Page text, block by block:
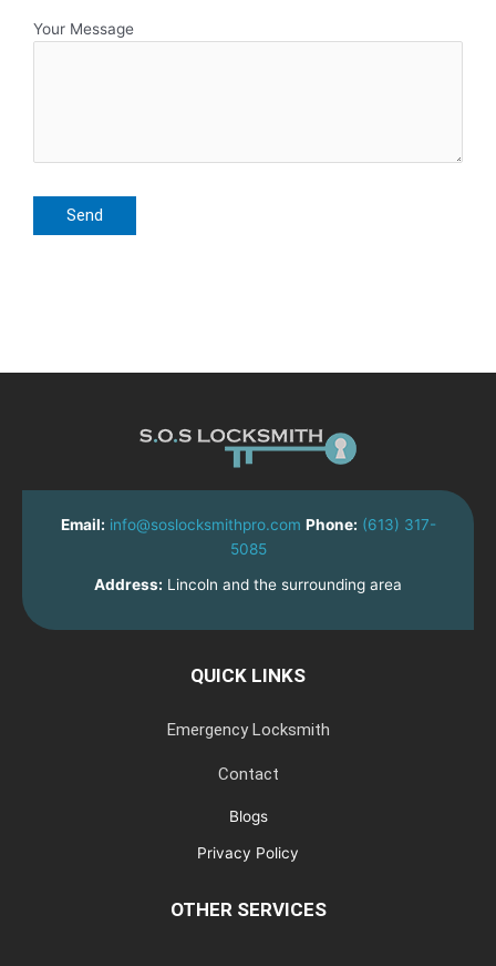
Your Message
Email: info@soslocksmithpro.com Phone: (613) 317-
5085
Address: Lincoln and the surrounding area
QUICK LINKS
Emergency Locksmith
Contact
Blogs
Privacy Policy
OTHER SERVICES